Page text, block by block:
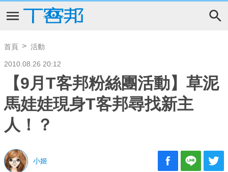
首頁 活動
2010.08.26 20:12
【9月T客邦粉絲團活動】草泥
馬娃娃現身T客邦尋找新主
人！？
小姬